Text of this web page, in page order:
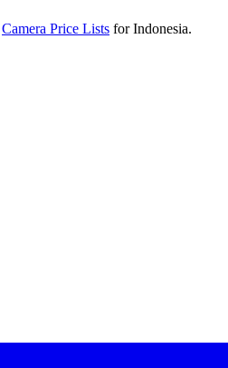
Camera Price Lists forIndonesia.